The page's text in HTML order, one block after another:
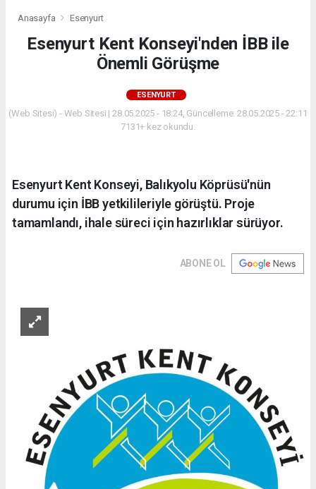
Anasayfa Esenyurt
Esenyurt Kent Konseyi'nden İBB ile
Önemli Görüşme
ESENYURT
(Web Sitesi) - Web Sitesi | 28.05.2025 - 18:24, Güncelleme: 28.05.2025 - 22:11
7131+ kez okundu.
Esenyurt Kent Konseyi, Balıkyolu Köprüsü'nün
durumu için İBB yetkilileriyle görüştü. Proje
tamamlandı, ihale süreci için hazırlıklar sürüyor.
ABONE OL